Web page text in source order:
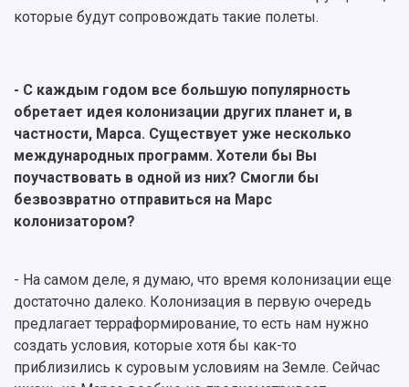
которые будут сопровождать такие полеты.
- С каждым годом все большую популярность
обретает идея колонизации других планет и, в
частности, Марса. Существует уже несколько
международных программ. Хотели бы Вы
поучаствовать в одной из них? Смогли бы
безвозвратно отправиться на Марс
колонизатором?
- На самом деле, я думаю, что время колонизации еще
достаточно далеко. Колонизация в первую очередь
предлагает терраформирование, то есть нам нужно
создать условия, которые хотя бы как-то
приблизились к суровым условиям на Земле. Сейчас